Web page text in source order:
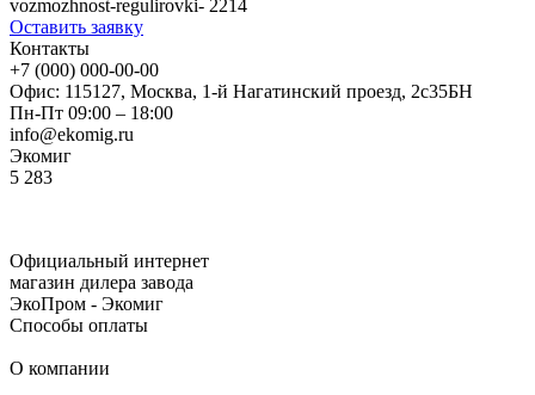
vozmozhnost-regulirovki- 2214
Оставить заявку
Контакты
+7 (000) 000-00-00
Офис: 115127, Москва, 1-й Нагатинский проезд, 2с35БН
Пн-Пт 09:00 – 18:00
info@ekomig.ru
Экомиг
5 283
Официальный интернет
магазин дилера завода
ЭкоПром - Экомиг
Способы оплаты
О компании